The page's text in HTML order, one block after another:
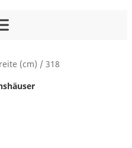
(cm) / 318